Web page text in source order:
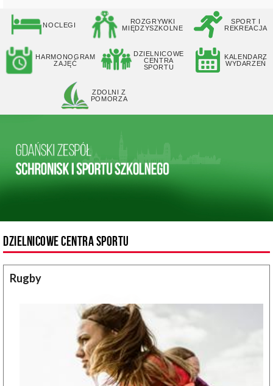
NOCLEGI
ROZGRYWKI
MIĘDZYSZKOLNE
SPORT I
REKREACJA
HARMONOGRAM
ZAJĘĆ
DZIELNICOWE
CENTRA
SPORTU
KALENDARZ
WYDARZEŃ
ZDOLNI Z
POMORZA
DZIELNICOWE CENTRA SPORTU
Rugby